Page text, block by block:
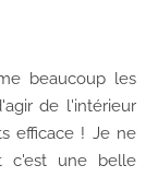
beaucoup les
de l'intérieur
efficace ! Je ne
c'est une belle